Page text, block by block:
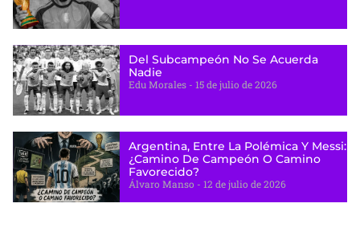
Del Subcampeón No Se Acuerda
Nadie
Edu Morales 15 de julio de 2026
Argentina, Entre La Polémica Y Messi:
¿camino De Campeón O Camino
Favorecido?
Álvaro Manso 12 de julio de 2026